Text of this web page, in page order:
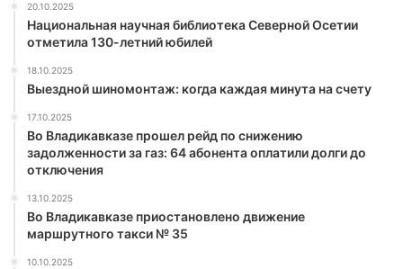
20.10.2025
Национальная научная библиотека Северной Осетии
отметила 130-летний юбилей
18.10.2025
Выездной шиномонтаж: когда каждая минута на счету
17.10.2025
Во Владикавказе прошел рейд по снижению
задолженности за газ: 64 абонента оплатили долги до
отключения
13.10.2025
Во Владикавказе приостановлено движение
маршрутного такси № 35
10.10.2025